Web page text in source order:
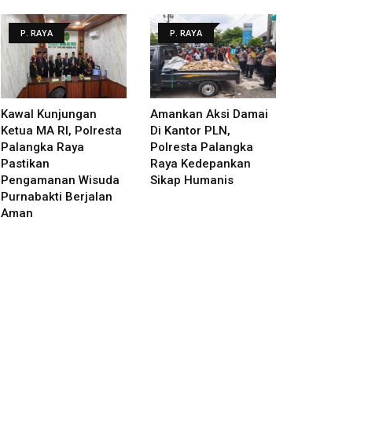
P. RAYA
Kawal Kunjungan
Ketua MA RI, Polresta
Palangka Raya
Pastikan
Pengamanan Wisuda
Purnabakti Berjalan
Aman
P. RAYA
Amankan Aksi Damai
Di Kantor PLN,
Polresta Palangka
Raya Kedepankan
Sikap Humanis